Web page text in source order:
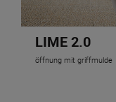
LIME 2.0
öffnung mit griffmulde